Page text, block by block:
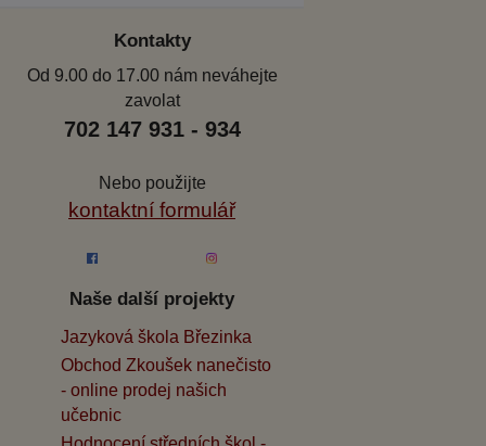
Kontakty
Od 9.00 do 17.00 nám neváhejte
zavolat
702 147 931 - 934
Nebo použijte
kontaktní formulář
Naše další projekty
Jazyková škola Březinka
Obchod Zkoušek nanečisto
- online prodej našich
učebnic